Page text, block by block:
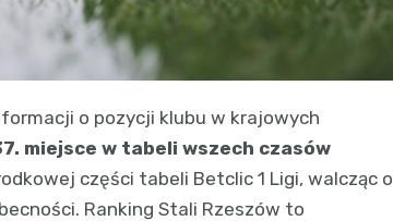
o pozycji klubu w krajowych
miejsce w tabeli wszech czasów
części tabeli Betclic 1 Ligi, walcząc o
Ranking Stali Rzeszów to